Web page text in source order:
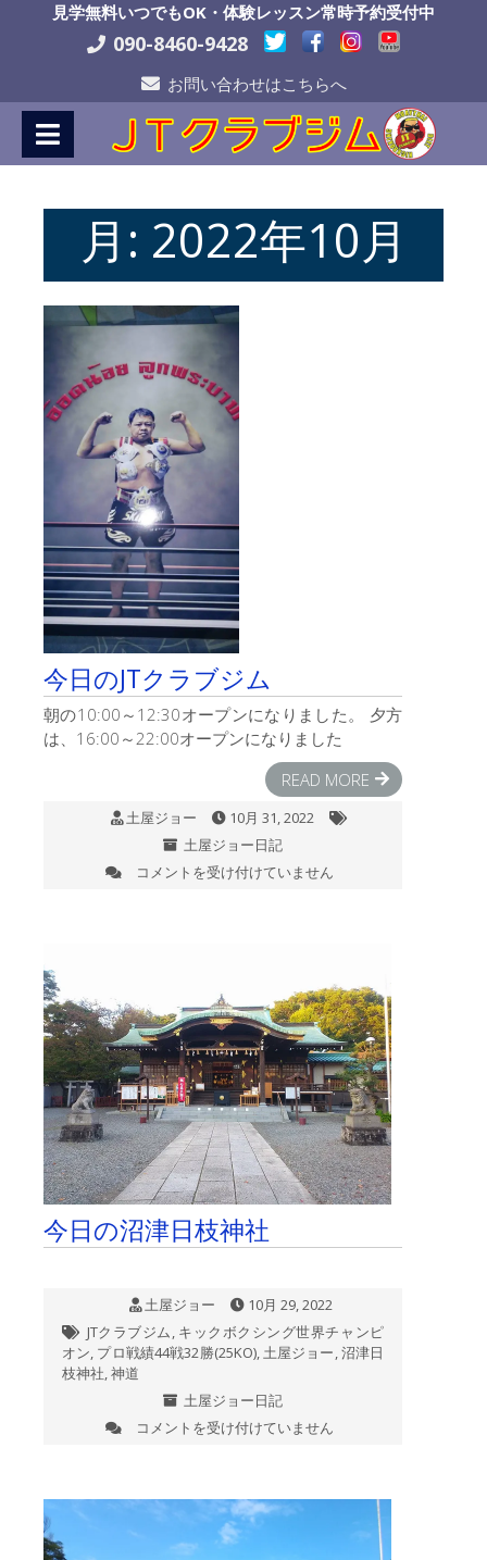
見学無料いつでもOK・体験レッスン常時予約受付中
090-8460-9428
お問い合わせはこちらへ
月: 2022年10月
今日のJTクラブジム
朝の10:00～12:30オープンになりました。 夕方
は、16:00～22:00オープンになりました
READ MORE
土屋ジョー
10月 31, 2022
土屋ジョー日記
今
ジ
ム
は
コメントを受け付けていません
今日の沼津日枝神社
土屋ジョー
10月 29, 2022
JTクラブジム, キックボクシング世界チャンピ
オン, プロ戦績44戦32勝(25KO),土屋ジョー,沼津日
枝神社,神道
土屋ジョー日記
今
コメントを受け付けていません